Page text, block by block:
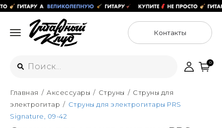
Контакты
Интернет-магазин
+7 (925) 125-54-44
Москва
0
Главная Аксессуары Струны
Струны для
электрогитар
Струны для электрогитары PRS
Signature, 09-42